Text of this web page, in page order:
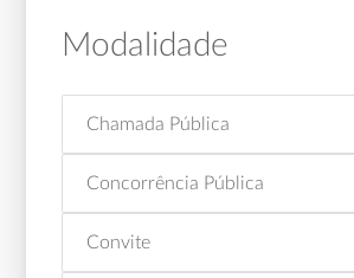
Modalidade
Chamada Pública
Concorrência Pública
Convite